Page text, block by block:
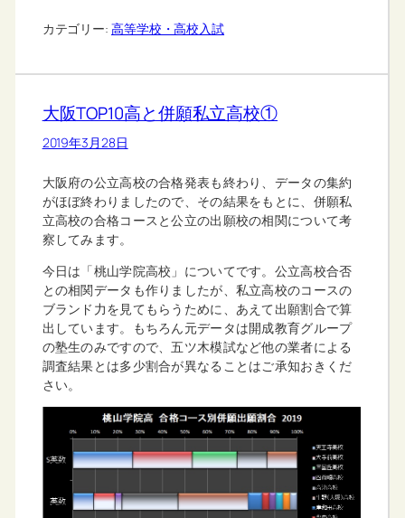
カテゴリー: 高等学校・高校入試
大阪TOP10高と併願私立高校①
2019年3月28日
大阪府の公立高校の合格発表も終わり、データの集約
がほぼ終わりましたので、その結果をもとに、併願私
立高校の合格コースと公立の出願校の相関について考
察してみます。
今日は「桃山学院高校」についてです。公立高校合否
との相関データも作りましたが、私立高校のコースの
ブランド力を見てもらうために、あえて出願割合で算
出しています。もちろん元データは開成教育グループ
の塾生のみですので、五ツ木模試など他の業者による
調査結果とは多少割合が異なることはご承知おきくだ
さい。